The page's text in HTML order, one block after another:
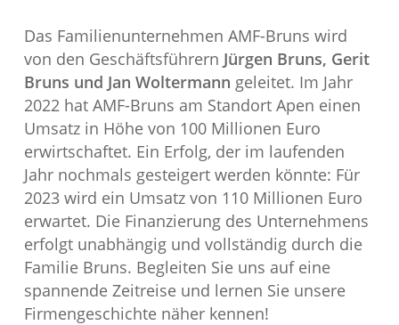
Das Familienunternehmen AMF-Bruns wird
von den Geschäftsführern Jürgen Bruns, Gerit
Bruns und Jan Woltermann geleitet. Im Jahr
2022 hat AMF-Bruns am Standort Apen einen
Umsatz in Höhe von 100 Millionen Euro
erwirtschaftet. Ein Erfolg, der im laufenden
Jahr nochmals gesteigert werden könnte: Für
2023 wird ein Umsatz von 110 Millionen Euro
erwartet. Die Finanzierung des Unternehmens
erfolgt unabhängig und vollständig durch die
Familie Bruns. Begleiten Sie uns auf eine
spannende Zeitreise und lernen Sie unsere
Firmengeschichte näher kennen!